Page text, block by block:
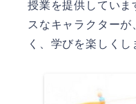
授業を提供していま
スなキャラクター
く、学びを楽しくし